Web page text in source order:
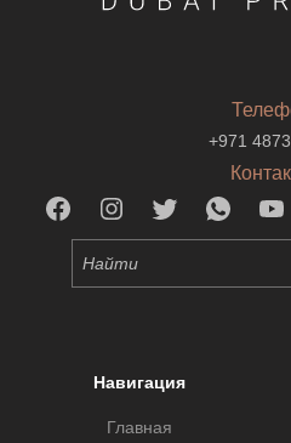
+971
Навигация
Главная